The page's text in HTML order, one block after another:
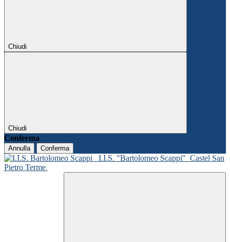
Chiudi
Chiudi
Conferma
Annulla Conferma
I.I.S. "Bartolomeo Scappi" Castel San
Pietro Terme